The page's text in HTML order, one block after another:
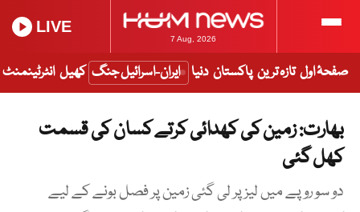
7 Aug, 2026
LIVE
صفحۂ اول تازہ ترین پاکستان دنیا ایران-اسرائیل جنگ کھیل انٹرٹینمنٹ
بھارت: زمین کی کھدائی کرتے کسان کی قسمت
کھل گئی
دو سو روپے میں لیز پر لی گئی زمین پر فصل بونے کے لیے